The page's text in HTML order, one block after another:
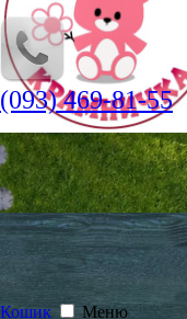
(093) 469-81-55
Кошик
Меню